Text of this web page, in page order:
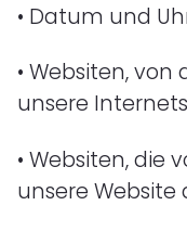
• Datum und
•Websiten, von
unsere
•Websiten, die
unsere